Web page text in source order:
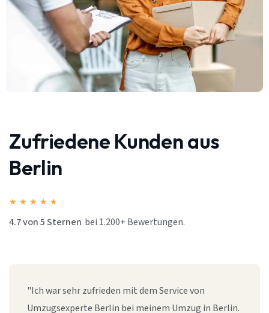
Zufriedene Kunden aus
Berlin
★ ★ ★ ★ ★
4.7 von 5 Sternen bei 1.200+ Bewertungen.
"Ich war sehr zufrieden mit dem Service von
Umzugsexperte Berlin bei meinem Umzug in Berlin.